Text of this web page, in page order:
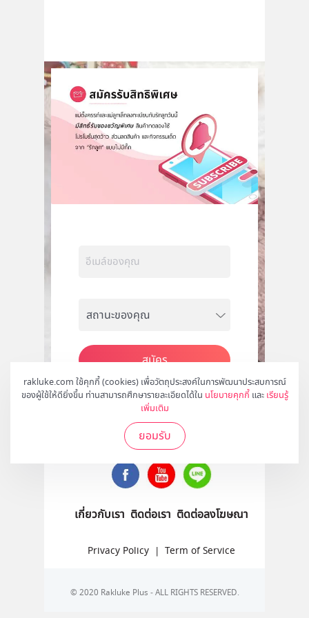
rakluke.com ใช้คุกกี้ (cookies) เพื่อวัตถุประสงค์ในการพัฒนาประสบการณ์
ของผู้ใช้ให้ดียิ่งขึ้น ท่านสามารถศึกษารายละเอียดได้ใน นโยบายคุกกี้ และ เรียนรู้
เพิ่มเติม
ยอมรับ
สมัคร
ติดตามเราได้ที่
เกี่ยวกับเรา ติดต่อเรา ติดต่อลงโฆษณา
Privacy Policy | Term of Service
© 2020 Rakluke Plus - ALL RIGHTS RESERVED.